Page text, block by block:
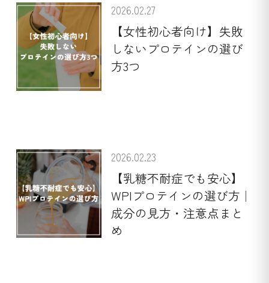
2026.02.27
【女性初心者向け】失敗
しないプロテインの選び
方3つ
2026.02.23
【乳糖不耐症でも安心】
WPIプロテインの選び方｜
成分の見方・注意点まと
め